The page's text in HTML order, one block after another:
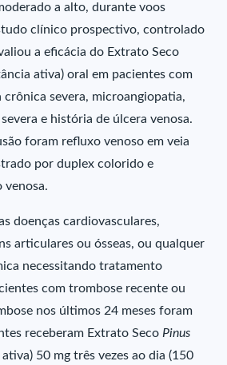
a alto, durante voos
clínico prospectivo, controlado
a eficácia do Extrato Seco
ativa) oral em pacientes com
crônica severa, microangiopatia,
e história de úlcera venosa.
foram refluxo venoso em veia
por duplex colorido e
venosa.
doenças cardiovasculares,
articulares ou ósseas, ou qualquer
necessitando tratamento
com trombose recente ou
nos últimos 24 meses foram
receberam Extrato Seco Pinus
50 mg três vezes ao dia (150